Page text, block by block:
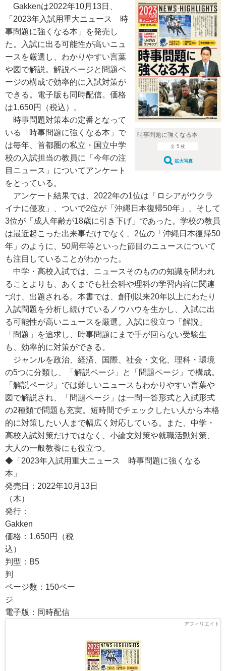
時事問題に強くなる本
全 5 枚
拡大写真
Gakkenは2022年10月13日、
「2023年入試用重大ニュース 時
事問題に強くなる本」を発売し
た。入試に出る可能性が高いニュ
ースを厳選し、わかりやすい言葉
や図で解説。解説ページと問題ペ
ージの構成で効率的に入試対策が
できる。電子版も同時配信。価格
は1,650円（税込）。
時事問題対策本の定番となって
いる「時事問題に強くなる本」で
は毎年、首都圏の私立・国立中学
校の入試担当の教員に「今年の注
目ニュース」についてアンケート
をとっている。
アンケート結果では、2022年の1位は「ロシアがウクラ
イナに侵攻」、ついで2位が「沖縄日本復帰50年」、そして
3位が「成人年齢が18歳に引き下げ」であった。学校の教員
は最近起こった出来事だけでなく、2位の「沖縄日本復帰50
年」のように、50周年等といった節目のニュースについて
も注目していることがわかった。
中学・高校入試では、ニュースそのものの知識を問われ
ることよりも、あくまでも社会科や理科の学習内容に関連
づけ、出題される。本書では、創刊以来20年以上にわたり
入試問題を分析し続けているノウハウを生かし、入試に出
る可能性が高いニュースを厳選。入試に役立つ「解説」
「問題」を追求し、時事問題にまで手が回らない受験生
も、効率的に対策ができる。
ジャンルを政治、経済、国際、社会・文化、理科・環境
の5つに分類し、「解説ページ」と「問題ページ」で構成。
「解説ページ」では難しいニュースもわかりやすい言葉や
図で解説され、「問題ページ」は一問一答形式と入試形式
の2種類で問題も充実。短時間でチェックしたい人から本格
的に対策したい人まで幅広く対応している。また、中学・
高校入試対策だけではなく、小論文対策や就職活動対策、
大人の一般教養にも役立つ。
◆「2023年入試用重大ニュース 時事問題に強くなる
本」
発売日：2022年10月13日
（木
発行：
価格：1,650円（税
込
判型：B5
ページ数：150ペー
電子版：同時配信